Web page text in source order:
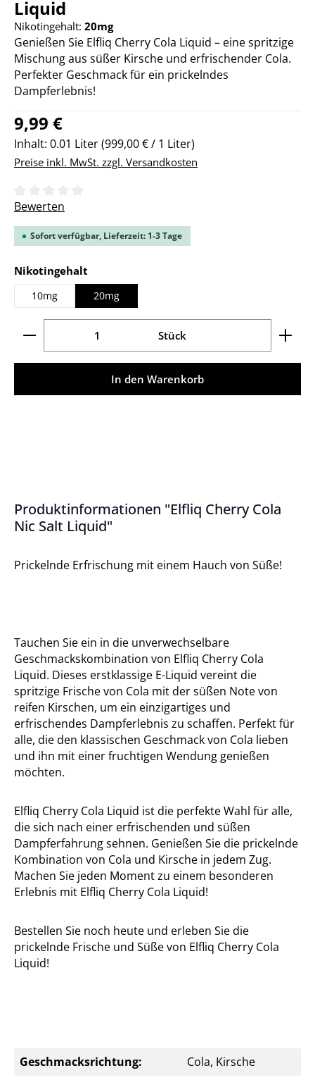
Liquid
Nikotingehalt: 20mg
Genießen Sie Elfliq Cherry Cola Liquid – eine spritzige
Mischung aus süßer Kirsche und erfrischender Cola.
Perfekter Geschmack für ein prickelndes
Dampferlebnis!
Regulärer Preis:
9,99 €
Inhalt: 0.01 Liter(999,00 € / 1 Liter)
Preise inkl. MwSt. zzgl. Versandkosten
Durchschnittliche Bewertung von 0 von 5 Sternen
Bewerten
Sofort verfügbar, Lieferzeit: 1-3 Tage
Nikotingehalt
10mg 20mg
Produkt Anzahl: Gib den gewünschten Wert ein
Stück
In den Warenkorb
Produktinformationen "Elfliq Cherry Cola
Nic Salt Liquid"
Prickelnde Erfrischung mit einem Hauch von Süße!
Tauchen Sie ein in die unverwechselbare
Geschmackskombination von Elfliq Cherry Cola
Liquid. Dieses erstklassige E-Liquid vereint die
spritzige Frische von Cola mit der süßen Note von
reifen Kirschen, um ein einzigartiges und
erfrischendes Dampferlebnis zu schaffen. Perfekt für
alle, die den klassischen Geschmack von Cola lieben
und ihn mit einer fruchtigen Wendung genießen
möchten.
Elfliq Cherry Cola Liquid ist die perfekte Wahl für alle,
die sich nach einer erfrischenden und süßen
Dampferfahrung sehnen. Genießen Sie die prickelnde
Kombination von Cola und Kirsche in jedem Zug.
Machen Sie jeden Moment zu einem besonderen
Erlebnis mit Elfliq Cherry Cola Liquid!
Bestellen Sie noch heute und erleben Sie die
prickelnde Frische und Süße von Elfliq Cherry Cola
Liquid!
Geschmacksrichtung:
Cola, Kirsche